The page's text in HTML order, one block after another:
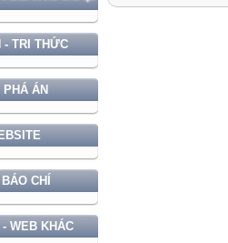
- TRI THỨC
PHÁ ÁN
CHÍ
- WEB KHÁC